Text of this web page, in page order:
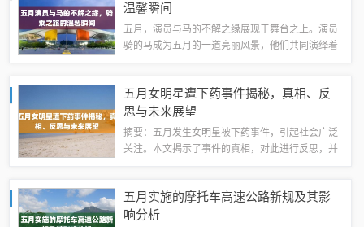
温馨瞬间
五月，演员与马的不解之缘展现于舞台之上。演员
骑的马成为五月的一道亮丽风景，他们共同演绎着
与马共同诠释生命魅力的时刻。初识五月的舞台...
五月女明星遭下药事件揭秘，真相、反
思与未来展望
摘要：五月发生女明星被下药事件，引起社会广泛
关注。本文揭示了事件的真相，对此进行反思，并
品监管，防止类似事件再次发生。事件真相关...
五月实施的摩托车高速公路新规及其影
响分析